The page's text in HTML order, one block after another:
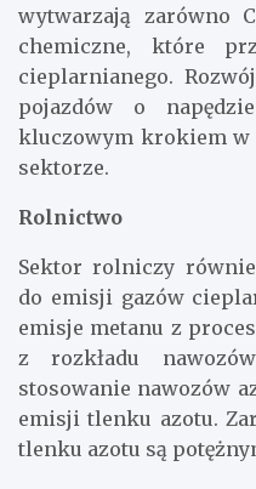
wytwarzają zarówno
chemiczne, które
cieplarnianego.
pojazdów o
kluczowym krokiem
sektorze.
Rolnictwo
Sektor rolniczy
do emisji gazów
emisje metanu z
z rozkładu
stosowanie nawozów
emisji tlenku azotu.
tlenku azotu są